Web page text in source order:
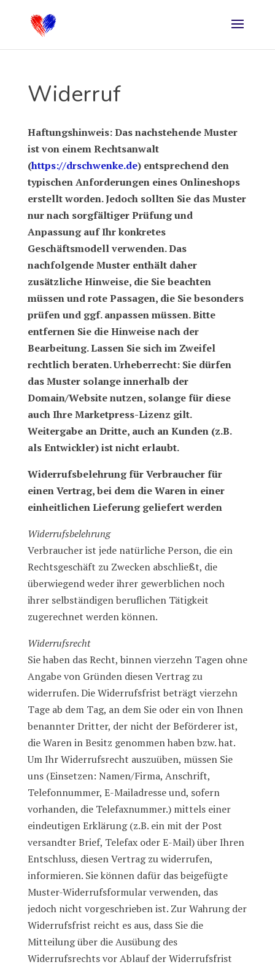
Widerruf
Haftungshinweis: Das nachstehende Muster
ist von einem Rechtsanwalt
(https://drschwenke.de) entsprechend den
typischen Anforderungen eines Onlineshops
erstellt worden. Jedoch sollten Sie das Muster
nur nach sorgfältiger Prüfung und
Anpassung auf Ihr konkretes
Geschäftsmodell verwenden. Das
nachfolgende Muster enthält daher
zusätzliche Hinweise, die Sie beachten
müssen und rote Passagen, die Sie besonders
prüfen und ggf. anpassen müssen. Bitte
entfernen Sie die Hinweise nach der
Bearbeitung. Lassen Sie sich im Zweifel
rechtlich beraten. Urheberrecht: Sie dürfen
das Muster solange innerhalb der
Domain/Website nutzen, solange für diese
auch Ihre Marketpress-Lizenz gilt.
Weitergabe an Dritte, auch an Kunden (z.B.
als Entwickler) ist nicht erlaubt.
Widerrufsbelehrung für Verbraucher für
einen Vertrag, bei dem die Waren in einer
einheitlichen Lieferung geliefert werden
Widerrufsbelehrung
Verbraucher ist jede natürliche Person, die ein
Rechtsgeschäft zu Zwecken abschließt, die
überwiegend weder ihrer gewerblichen noch
ihrer selbständigen beruflichen Tätigkeit
zugerechnet werden können.
Widerrufsrecht
Sie haben das Recht, binnen vierzehn Tagen ohne
Angabe von Gründen diesen Vertrag zu
widerrufen. Die Widerrufsfrist beträgt vierzehn
Tage ab dem Tag, an dem Sie oder ein von Ihnen
benannter Dritter, der nicht der Beförderer ist,
die Waren in Besitz genommen haben bzw. hat.
Um Ihr Widerrufsrecht auszuüben, müssen Sie
uns (Einsetzen: Namen/Firma, Anschrift,
Telefonnummer, E-Mailadresse und, sofern
vorhanden, die Telefaxnummer.) mittels einer
eindeutigen Erklärung (z.B. ein mit der Post
versandter Brief, Telefax oder E-Mail) über Ihren
Entschluss, diesen Vertrag zu widerrufen,
informieren. Sie können dafür das beigefügte
Muster-Widerrufsformular verwenden, das
jedoch nicht vorgeschrieben ist. Zur Wahrung der
Widerrufsfrist reicht es aus, dass Sie die
Mitteilung über die Ausübung des
Widerrufsrechts vor Ablauf der Widerrufsfrist